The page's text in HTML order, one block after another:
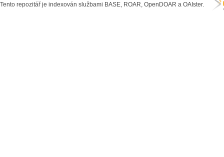
Tento repozitář je indexován službami BASE, ROAR, OpenDOAR a OAIster.